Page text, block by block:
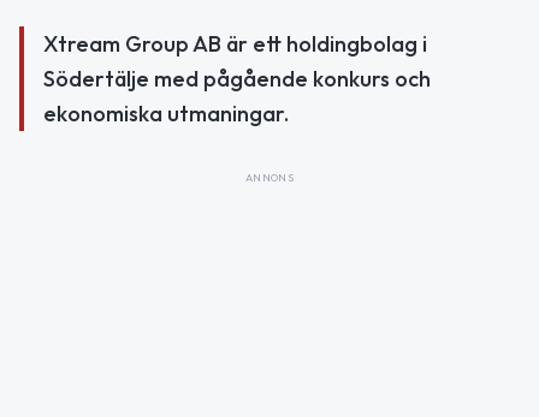
Xtream Group AB är ett holdingbolag i
Södertälje med pågående konkurs och
ekonomiska utmaningar.
ANNONS